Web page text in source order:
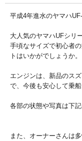
平成4年進水のヤマハ
大人気のヤマハUFシリ
手頃なサイズで初心者
トはいかがでしょうか。
エンジンは、新品のス
で、今後も安心して乗
各部の状態や写真は下記
また、オーナーさんは